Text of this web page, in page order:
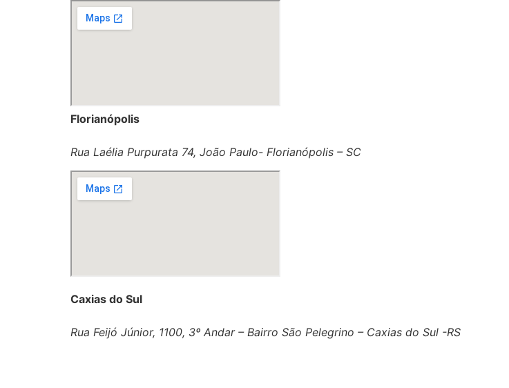
Florianópolis
Rua Laélia Purpurata 74, João Paulo- Florianópolis – SC
Caxias do Sul
Rua Feijó Júnior, 1100, 3º Andar – Bairro São Pelegrino – Caxias do Sul -RS